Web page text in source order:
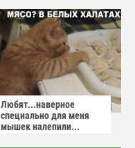
Любят...наверное
специально для меня
мышек налепили...